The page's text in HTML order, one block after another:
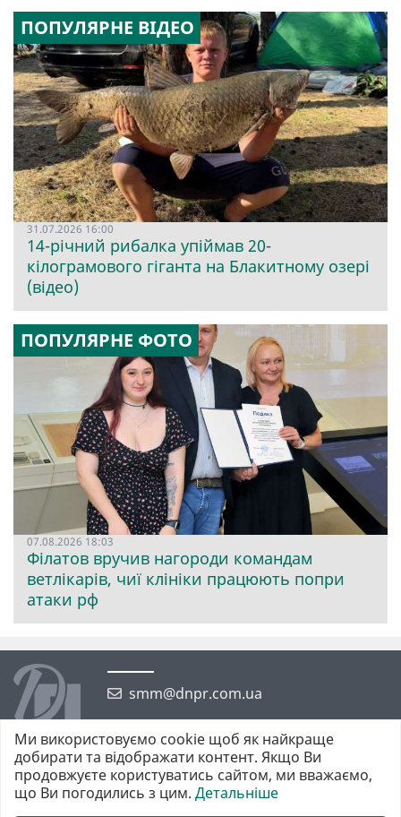
ПОПУЛЯРНЕ ВІДЕО
31.07.2026 16:00
14-річний рибалка упіймав 20-
кілограмового гіганта на Блакитному озері
(відео)
ПОПУЛЯРНЕ ФОТО
07.08.2026 18:03
Філатов вручив нагороди командам
ветлікарів, чиї клініки працюють попри
атаки рф
smm@dnpr.com.ua
©2026 https://dnpr.com.ua Дніпровська порадниця
Ми використовуємо cookie щоб як найкраще
добирати та відображати контент. Якщо Ви
продовжуєте користуватись сайтом, ми вважаємо,
що Ви погодились з цим. Детальніше